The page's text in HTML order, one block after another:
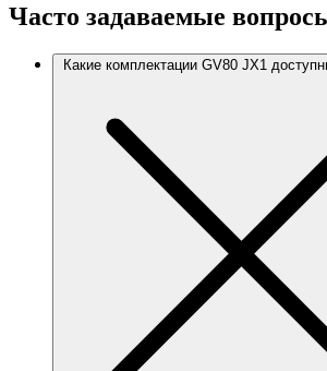
Часто задаваемые
Какие комплектации GV80 JX1